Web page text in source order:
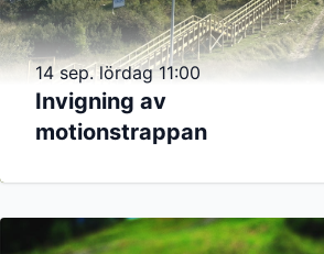
14 sep. lördag 11:00
Invigning av
motionstrappan